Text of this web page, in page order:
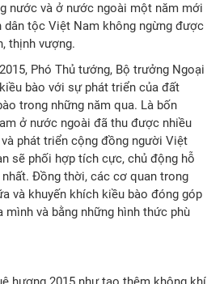
nước và ở nước ngoài một năm mới
tộc Việt Nam không ngừng được
thịnh vượng.
Phó Thủ tướng, Bộ trưởng Ngoại
bào với sự phát triển của đất
trong những năm qua. Là bốn
ở nước ngoài đã thu được nhiều
phát triển cộng đồng người Việt
sẽ phối hợp tích cực, chủ động hỗ
Đồng thời, các cơ quan trong
và khuyến khích kiều bào đóng góp
và bằng những hình thức phù